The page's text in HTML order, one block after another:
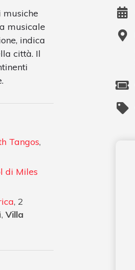
musiche
musicale
indica
città. Il
Tangos,
di Miles
, 2
Villa